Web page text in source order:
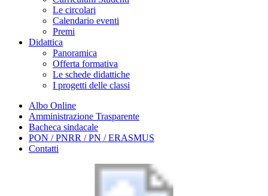
Le circolari
Calendario eventi
Premi
Didattica
Panoramica
Offerta formativa
Le schede didattiche
I progetti delle classi
Albo Online
Amministrazione Trasparente
Bacheca sindacale
PON / PNRR / PN / ERASMUS
Contatti